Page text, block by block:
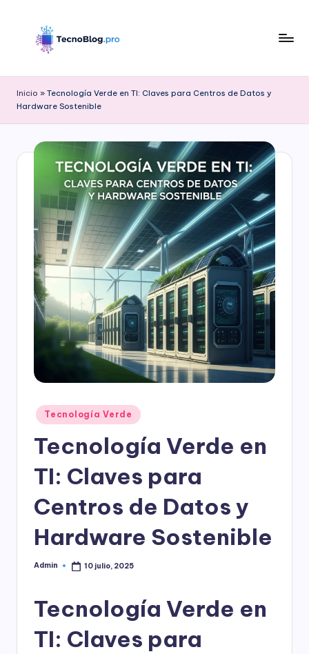
l
o
o
Inicio » Tecnología Verde en TI: Claves para Centros de Datos y
Hardware Sostenible
Publicado
en
Tecnología Verde
Tecnología Verde en
TI: Claves para
Centros de Datos y
Hardware Sostenible
Publicado
Admin 10 julio, 2025
Tecnología Verde en
TI: Claves para